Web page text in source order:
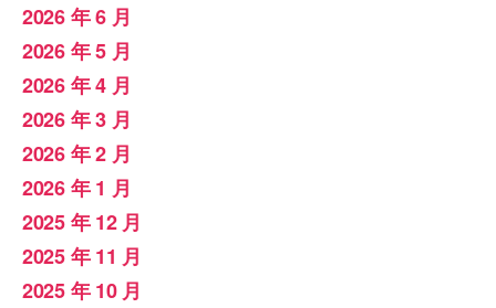
2026 年 6 月
2026 年 5 月
2026 年 4 月
2026 年 3 月
2026 年 2 月
2026 年 1 月
2025 年 12 月
2025 年 11 月
2025 年 10 月